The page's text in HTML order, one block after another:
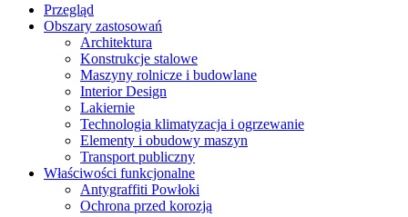
Przegląd
Obszary zastosowań
Architektura
Konstrukcje stalowe
Maszyny rolnicze i budowlane
Interior Design
Lakiernie
Technologia klimatyzacja i ogrzewanie
Elementy i obudowy maszyn
Transport publiczny
Właściwości funkcjonalne
Antygraffiti Powłoki
Ochrona przed korozją